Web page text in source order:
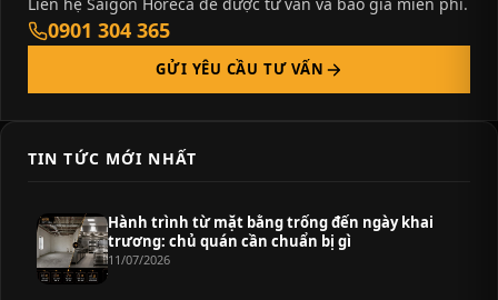
0901 304 365
GỬI YÊU CẦU TƯ VẤN
TIN TỨC MỚI NHẤT
Hành trình từ mặt bằng trống đến ngày khai
trương: chủ quán cần chuẩn bị gì
11/07/2026